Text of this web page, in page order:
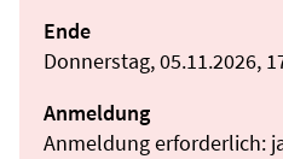
Ende
Donnerstag, 05.11.2026,
Anmeldung
Anmeldung erforderlich: